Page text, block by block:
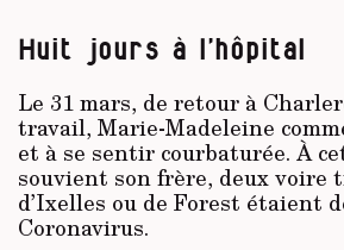
Huit jours à l’hôpital
Le 31 mars, de retour à
travail, Marie-Madeleine
et à se sentir courbaturée. À
souvient son frère, deux voire
d’Ixelles ou de Forest étaient
Coronavirus.